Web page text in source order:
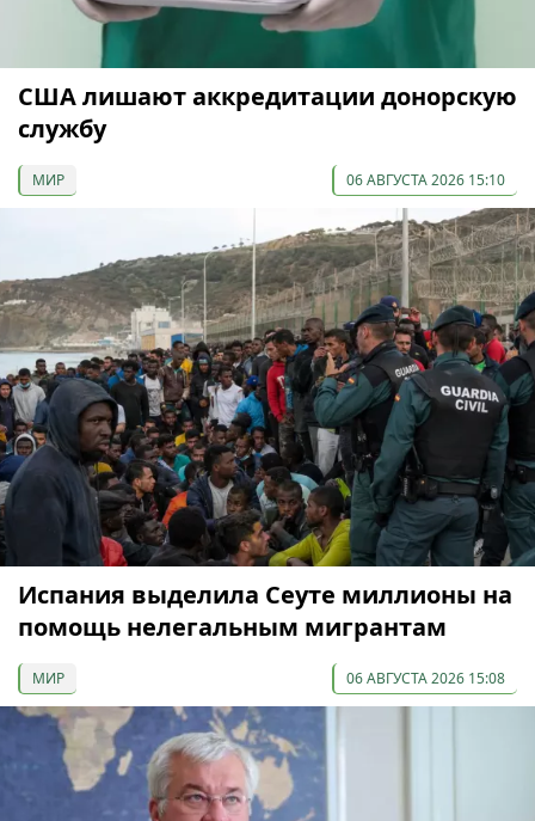
США лишают аккредитации донорскую
службу
МИР 06 АВГУСТА 2026 15:10
Испания выделила Сеуте миллионы на
помощь нелегальным мигрантам
МИР 06 АВГУСТА 2026 15:08